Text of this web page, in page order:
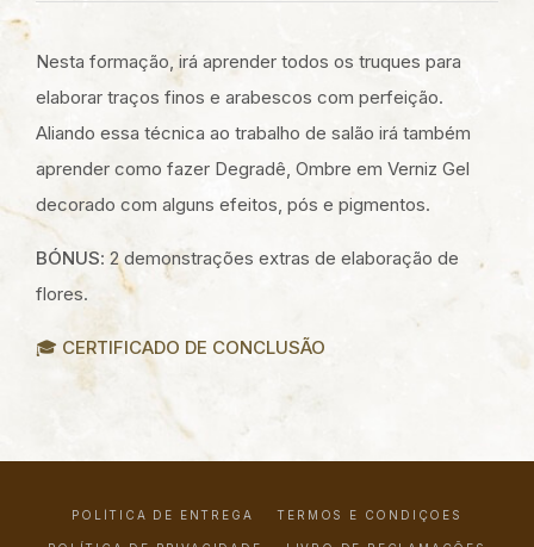
Nesta formação, irá aprender todos os truques para
elaborar traços finos e arabescos com perfeição.
Aliando essa técnica ao trabalho de salão irá também
aprender como fazer Degradê, Ombre em Verniz Gel
decorado com alguns efeitos, pós e pigmentos.
BÓNUS: 2 demonstrações extras de elaboração de
flores.
🎓 CERTIFICADO DE CONCLUSÃO
POLÍTICA DE ENTREGA TERMOS E CONDIÇÕES